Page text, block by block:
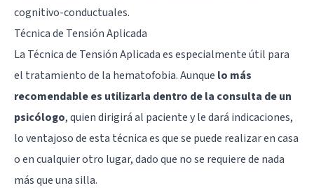
cognitivo-conductuales.
Técnica de Tensión Aplicada
La Técnica de Tensión Aplicada es especialmente útil para
el tratamiento de la hematofobia. Aunque lo más
recomendable es utilizarla dentro de la consulta de un
psicólogo, quien dirigirá al paciente y le dará indicaciones,
lo ventajoso de esta técnica es que se puede realizar en casa
o en cualquier otro lugar, dado que no se requiere de nada
más que una silla.